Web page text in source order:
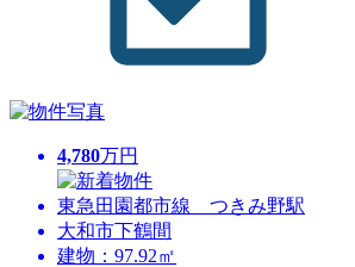
4,780万円
東急田園都市線 つきみ野駅
大和市下鶴間
建物：97.92㎡